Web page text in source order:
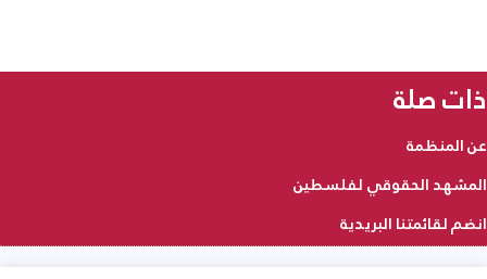
ذات صلة
عن المنظمة
المشهد الحقوقي لفلسطين
انضم لقائمتنا البريدية